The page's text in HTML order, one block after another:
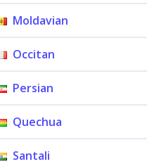
Moldavian
Occitan
Persian
Quechua
Santali